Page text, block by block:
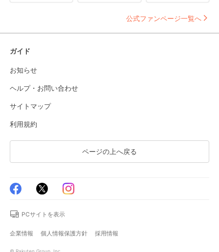
公式ファンページ一覧へ
ガイド
お知らせ
ヘルプ・お問い合わせ
サイトマップ
利用規約
ページの上へ戻る
PCサイトを表示
企業情報 個人情報保護方針 採用情報